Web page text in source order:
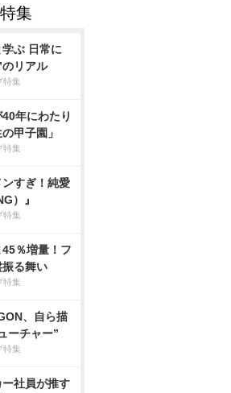
ぶ 日常に
リアル
特集
年にわたり
甲子園」
特集
すぎ！純愛
）』
特集
％増量！フ
振る舞い
特集
、自ら描
ーチャー”
特集
ー社員が推す